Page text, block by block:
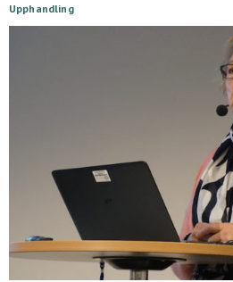
Kontakt Annonsera
Upphandling